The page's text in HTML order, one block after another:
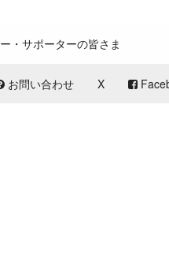
・サポーターの皆さま
お問い合わせ X